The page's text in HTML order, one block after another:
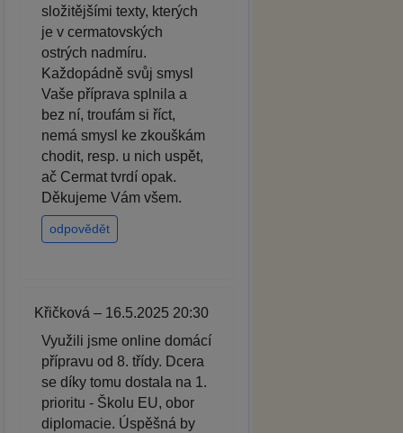
složitějšími texty, kterých
je v cermatovských
ostrých nadmíru.
Každopádně svůj smysl
Vaše příprava splnila a
bez ní, troufám si říct,
nemá smysl ke zkouškám
chodit, resp. u nich uspět,
ač Cermat tvrdí opak.
Děkujeme Vám všem.
odpovědět
Křičková – 16.5.2025 20:30
Využili jsme online domácí
přípravu od 8. třídy. Dcera
se díky tomu dostala na 1.
prioritu - Školu EU, obor
diplomacie. Úspěšná by